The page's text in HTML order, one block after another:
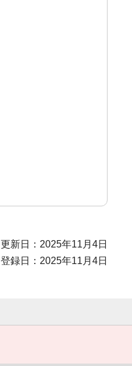
更新日：2025年11月4日
登録日：2025年11月4日